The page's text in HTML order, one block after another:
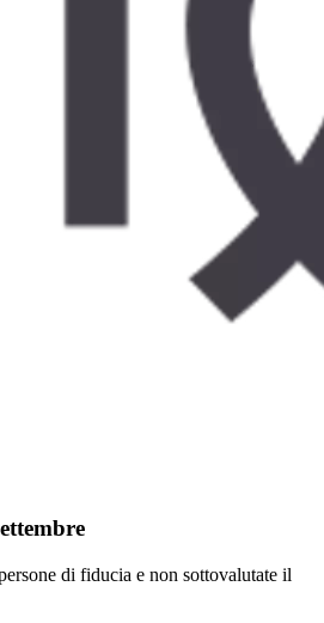
di fiducia e non sottovalutate il